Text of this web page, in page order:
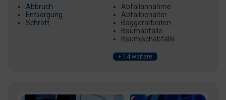
Abbruch
Entsorgung
Schrott
Abfallannahme
Abfallbehälter
Baggerarbeiten
Baumabfälle
Baumischabfälle
+ 14 weitere